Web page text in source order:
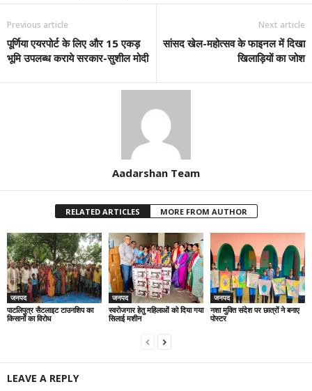
Previous article
पूर्णिया एयरपोर्ट के लिए और 15 एकड़
भूमि उपलब्ध कराये सरकार-सुशील मोदी
Next article
सांसद खेल-महोत्सव के फाइनल में दिखा
खिलाड़ियों का जोश
Aadarshan Team
RELATED ARTICLES MORE FROM AUTHOR
जनपद
पाटलिपुत्र सैटलाइट टाउनशिप का
किसानों का विरोध
जनपद
स्वरोजगार हेतु महिलाओं को दिया गया
सिलाई मशीन
जनपद
नशा मुक्ति संदेश पर छात्रों ने बनाए
पोस्टर
LEAVE A REPLY